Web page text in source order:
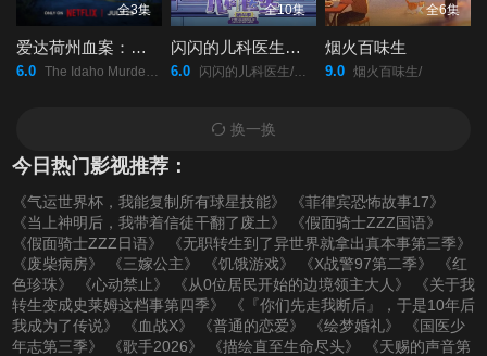
全3集
爱达荷州血案：大学梦魇
6.0 The Idaho Murders: College Nightmare/
全10集
闪闪的儿科医生第四季
6.0 闪闪的儿科医生/第四季/
全6集
烟火百味生
9.0 烟火百味生/
换一换
今日热门影视推荐：
《气运世界杯，我能复制所有球星技能》
《菲律宾恐怖故事17》
《当上神明后，我带着信徒干翻了废土》
《假面骑士ZZZ国语》
《假面骑士ZZZ日语》
《无职转生到了异世界就拿出真本事第三季》
《废柴病房》
《三嫁公主》 《饥饿游戏》 《X战警97第二季》
《红
色珍珠》
《心动禁止》 《从0位居民开始的边境领主大人》
《关于我
转生变成史莱姆这档事第四季》
《『你们先走我断后』，于是10年后
我成为了传说》
《血战X》 《普通的恋爱》 《绘梦婚礼》
《国医少
年志第三季》
《歌手2026》 《描绘直至生命尽头》
《天赐的声音第